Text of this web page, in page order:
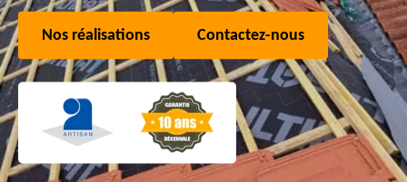
Nos réalisations Contactez-nous